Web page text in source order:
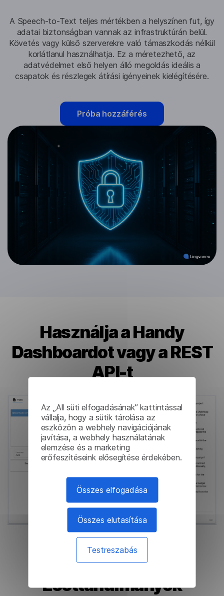
Az „All süti elfogadásának” kattintással
vállalja, hogy a sütik tárolása az
eszközön a webhely navigációjának
javítása, a webhely használatának
elemzése és a marketing
erőfeszítéseink elősegítése érdekében.
Összes elfogadása
Összes elutasítása
Testreszabás
A Speech-to-Text teljes mértékben a helyszínen fut, így
adatai biztonságban vannak az infrastruktúrán belül.
Követés vagy külső szerverekre való támaszkodás nélkül
korlátlanul használhatja. Ez a méretezhető, az
adatvédelmet első helyen álló megoldás ideális a
csapatok és részlegek átírási igényeinek kielégítésére.
Próba hozzáférés
Használja a Handy
Dashboardot vagy a REST
API-t
Esettanulmányok